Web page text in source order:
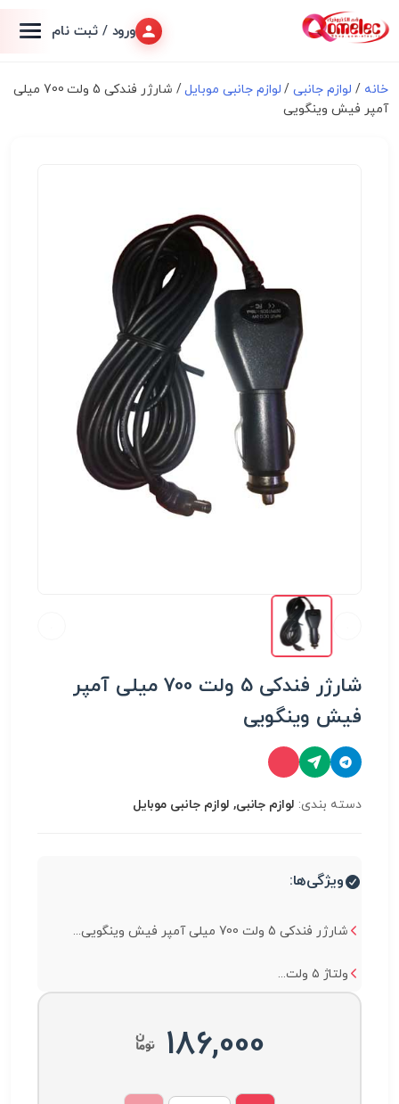
ورود / ثبت نام
خانه / لوازم جانبی/ لوازم جانبی موبایل
/ شارژر فندکی 5 ولت 700 میلی
آمپر فیش وینگویی
شارژر فندکی 5 ولت 700 میلی آمپر
فیش وینگویی
دسته بندی: لوازم جانبی, لوازم جانبی موبایل
ویژگی‌ها:
شارژر فندکی 5 ولت 700 میلی آمپر فیش وینگویی...
ولتاژ ۵ ولت...
186,000